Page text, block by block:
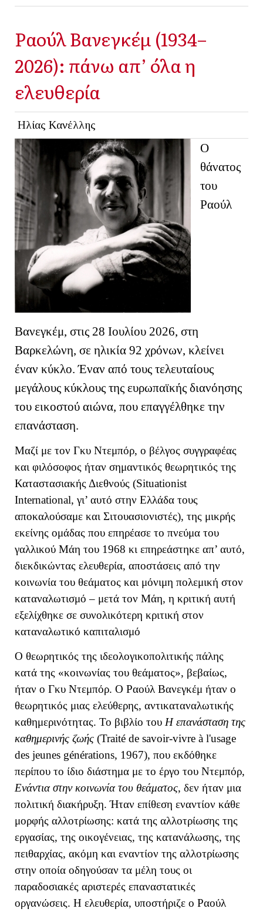
Ραούλ Βανεγκέμ (1934–
2026): πάνω απ’ όλα η
ελευθερία
Ηλίας Κανέλλης
Ο
θάνατος
του
Ραούλ
Βανεγκέμ, στις 28 Ιουλίου 2026, στη
Βαρκελώνη, σε ηλικία 92 χρόνων, κλείνει
έναν κύκλο. Έναν από τους τελευταίους
μεγάλους κύκλους της ευρωπαϊκής διανόησης
του εικοστού αιώνα, που επαγγέλθηκε την
επανάσταση.
Μαζί με τον Γκυ Ντεμπόρ, ο βέλγος συγγραφέας
και φιλόσοφος ήταν σημαντικός θεωρητικός της
Καταστασιακής Διεθνούς (Situationist
International, γι’ αυτό στην Ελλάδα τους
αποκαλούσαμε και Σιτουασιονιστές), της μικρής
εκείνης ομάδας που επηρέασε το πνεύμα του
γαλλικού Μάη του 1968 κι επηρεάστηκε απ’ αυτό,
διεκδικώντας ελευθερία, αποστάσεις από την
κοινωνία του θεάματος και μόνιμη πολεμική στον
καταναλωτισμό – μετά τον Μάη, η κριτική αυτή
εξελίχθηκε σε συνολικότερη κριτική στον
καταναλωτικό καπιταλισμό
Ο θεωρητικός της ιδεολογικοπολιτικής πάλης
κατά της «κοινωνίας του θεάματος», βεβαίως,
ήταν ο Γκυ Ντεμπόρ. Ο Ραούλ Βανεγκέμ ήταν ο
θεωρητικός μιας ελεύθερης, αντικαταναλωτικής
καθημερινότητας. Το βιβλίο του Η επανάσταση της
καθημερινής ζωής (Traité de savoir-vivre à l'usage
des jeunes générations, 1967), που εκδόθηκε
περίπου το ίδιο διάστημα με το έργο του Ντεμπόρ,
Ενάντια στην κοινωνία του θεάματος, δεν ήταν μια
πολιτική διακήρυξη. Ήταν επίθεση εναντίον κάθε
μορφής αλλοτρίωσης: κατά της αλλοτρίωσης της
εργασίας, της οικογένειας, της κατανάλωσης, της
πειθαρχίας, ακόμη και εναντίον της αλλοτρίωσης
στην οποία οδηγούσαν τα μέλη τους οι
παραδοσιακές αριστερές επαναστατικές
οργανώσεις. Η ελευθερία, υποστήριζε ο Ραούλ